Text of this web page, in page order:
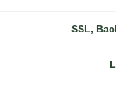
SSL,